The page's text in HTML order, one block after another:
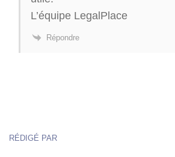
L’équipe LegalPlace
Répondre
RÉDIGÉ PAR